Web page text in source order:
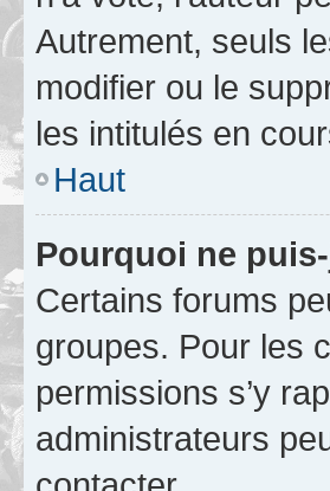
Autrement, seuls
modifier ou le
les intitulés en
Haut
Pourquoi ne
Certains forums
groupes. Pour les
permissions s’y
administrateurs